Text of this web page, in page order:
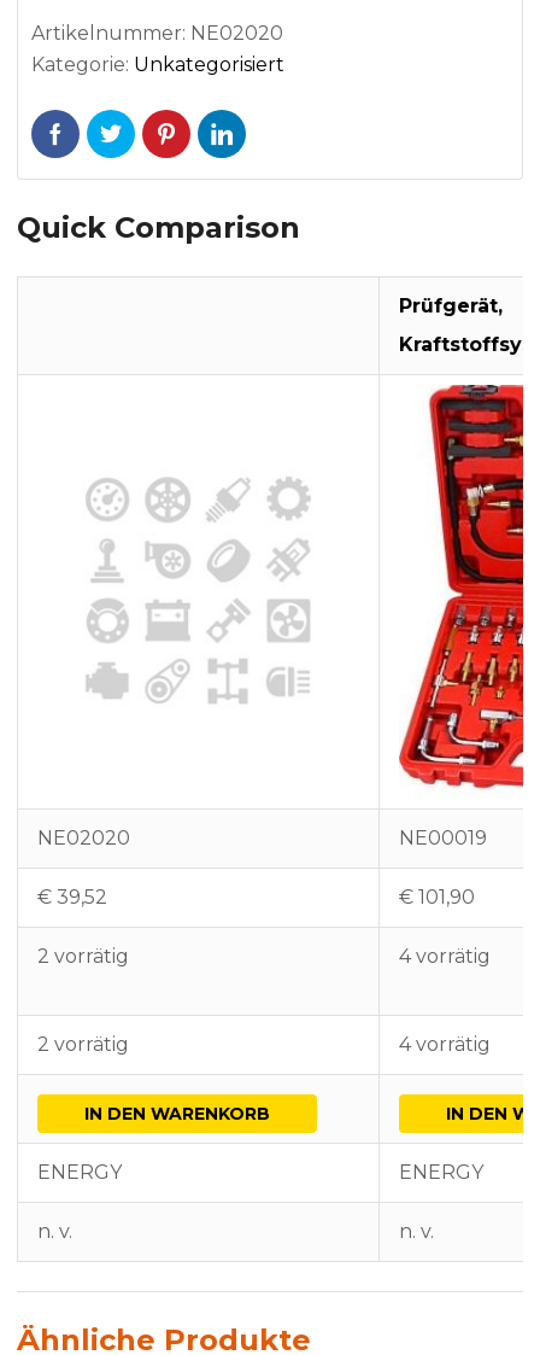
Artikelnummer: NE02020
Kategorie: Unkategorisiert
Quick Comparison
Prüfgerät,
NE02020 NE00019
€ 39,52 € 101,90
2 vorrätig 4 vorrätig
2 vorrätig 4 vorrätig
IN DEN WARENKORB IN DEN
ENERGY ENERGY
n. v. n. v.
Ähnliche Produkte